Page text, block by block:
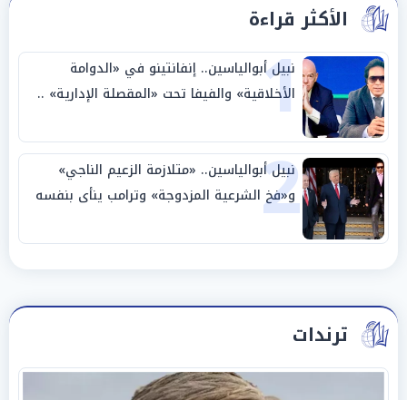
الأكثر قراءة
1
نبيل أبوالياسين.. إنفانتينو في «الدوامة
الأخلاقية» والفيفا تحت «المقصلة الإدارية» ..
«عبادة العرش وجنازة المصداقية»
2
نبيل أبوالياسين.. «متلازمة الزعيم الناجي»
و«فخ الشرعية المزدوجة» وترامب ينأى بنفسه
وحليفه في «ميتم استراتيجي»
ترندات